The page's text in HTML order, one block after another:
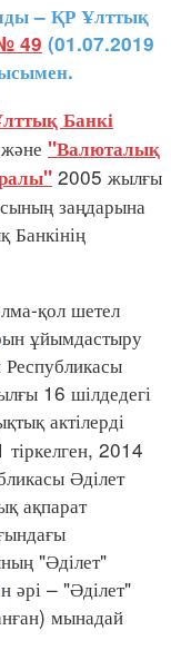
– ҚР Ұлттық
49 (01.07.2019
Банкі
"Валюталық
2005 жылғы
заңдарына
Банкінің
қол шетел
ұйымдастыру
Республикасы
16 шілдедегі
актілерді
тіркелген, 2014
Әділет
ақпарат
"Әділет"
әрі – "Әділет"
мынадай